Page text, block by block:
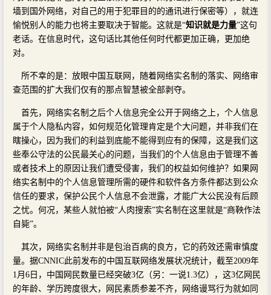
墙到国外网络，对自己的用于犯罪目的的通讯进行保密等），就连
愉悦别人的能力也将主要取决于智能。这就是“知识就是力量”这句
老话。在信息时代，这句话比其他任何时代都更加正确，更加绝
对。
所不幸的是：放眼中国互联网，随着网络实名制的落实、网络审
查范围的扩大我们仅有的那点智慧被全部剥夺。
首先，网络实名制之后个人信息完全公开于网络之上，个人信息
属于个人隐私内容，如何规范化管理肯定是个大问题，并非我们在
瞎操心，因为我们的利益到底能不能得到应有的保障，这是我们这
些奉公守法的公民最关心的问题，当我们的个人信息由于管理不善
或者技术上的原因让我们遭受侵害，我们的权益如何维护？如果网
络实名制中的个人信息管理所需的硬件和软件各方条件都达到公众
信任的要求，保护公民个人信息不会泄露，才能广大公民没有后顾
之忧。何况，某些人就怕被“人肉搜索”实名制在这里就是“商鞅作法
自毙”。
其次，网络实名制并非是包治百病的良方，它的药效还需审慎度
量。据CNNIC此前发布的中国互联网络发展状况统计，截至2009年
1月6日，中国网民数量已经突破3亿（另：一说1.3亿），这3亿网民
的年龄、学历跨度很大，网民素质参差不齐，网络谩骂行为就如同